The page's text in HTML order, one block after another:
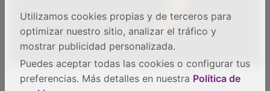
En este sentido el alcalde ha señalado en que esta
actuación que compete a Fomento, es algo que el
Utilizamos cookies propias y de terceros para
optimizar nuestro sitio, analizar el tráfico y
mostrar publicidad personalizada.
Puedes aceptar todas las cookies o configurar tus
preferencias. Más detalles en nuestra Política de